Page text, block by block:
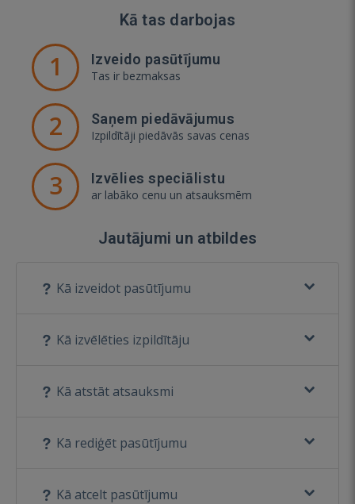
Kā tas darbojas
1 Izveido pasūtījumu
Tas ir bezmaksas
2 Saņem piedāvājumus
Izpildītāji piedāvās savas cenas
3 Izvēlies speciālistu
ar labāko cenu un atsauksmēm
Jautājumi un atbildes
Kā izveidot pasūtījumu
Kā izvēlēties izpildītāju
Kā atstāt atsauksmi
Kā rediģēt pasūtījumu
Kā atcelt pasūtījumu